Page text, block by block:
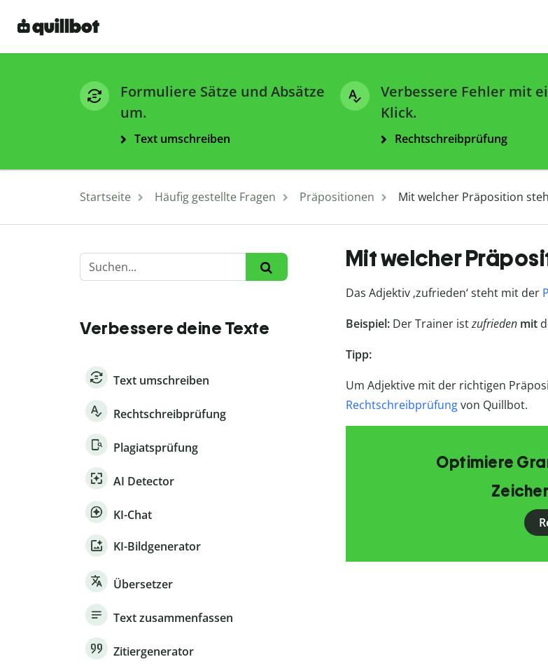
Formuliere Sätze und Absätze
um.
Text umschreiben
Verbessere Fehler mit
Klick.
Rechtschreibprüfung
Startseite Häufig gestellte Fragen Präpositionen Mit welcher Präposition
Verbessere deine Texte
Text umschreiben
Rechtschreibprüfung
Plagiatsprüfung
AI Detector
KI-Chat
KI-Bildgenerator
Übersetzer
Text zusammenfassen
Zitiergenerator
Mit welcher
Das Adjektiv ‚zufrieden‘ steht mit der
Beispiel:Der Trainer istzufrieden mit
Tipp:
Um Adjektive mit der richtigen
Rechtschreibprüfungvon Quillbot.
Optimiere